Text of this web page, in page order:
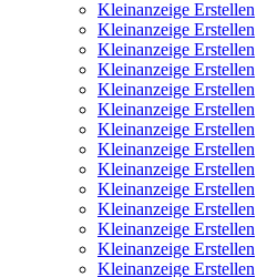
Kleinanzeige Erstellen
Kleinanzeige Erstellen
Kleinanzeige Erstellen
Kleinanzeige Erstellen
Kleinanzeige Erstellen
Kleinanzeige Erstellen
Kleinanzeige Erstellen
Kleinanzeige Erstellen
Kleinanzeige Erstellen
Kleinanzeige Erstellen
Kleinanzeige Erstellen
Kleinanzeige Erstellen
Kleinanzeige Erstellen
Kleinanzeige Erstellen